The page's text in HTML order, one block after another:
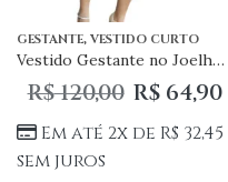
GESTANTE, VESTIDO CURTO
Vestido Gestante no Joelho Bicolor
R$120,00 R$64,90
Em até 2x de R$ 32,45
sem juros